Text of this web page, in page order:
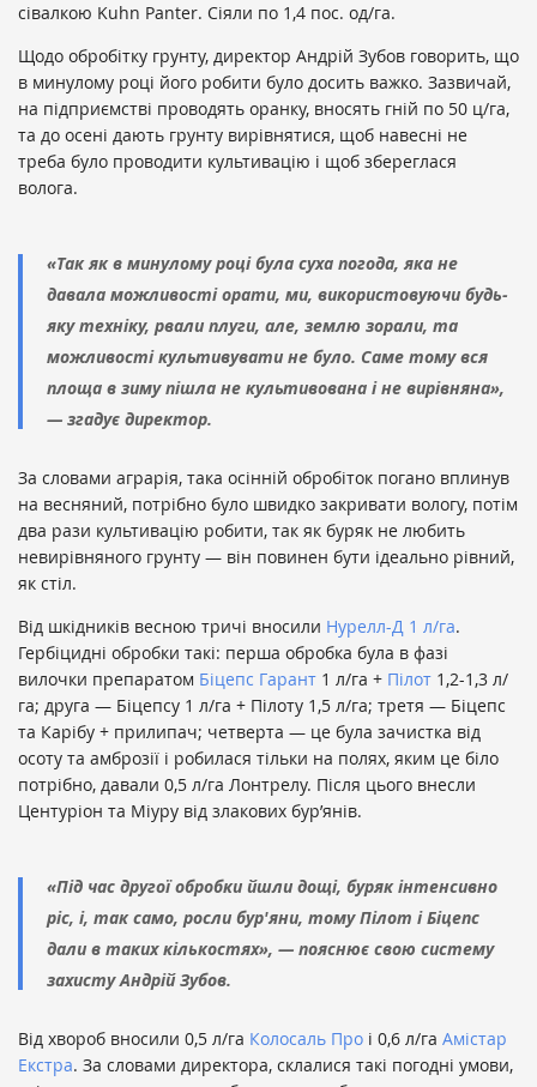
сівалкою Kuhn Panter. Сіяли по 1,4 пос. од/га.
Щодо обробітку грунту, директор Андрій Зубов говорить, що
в минулому році його робити було досить важко. Зазвичай,
на підприємстві проводять оранку, вносять гній по 50 ц/га,
та до осені дають грунту вирівнятися, щоб навесні не
треба було проводити культивацію і щоб збереглася
волога.
«Так як в минулому році була суха погода, яка не
давала можливості орати, ми, використовуючи будь-
яку техніку, рвали плуги, але, землю зорали, та
можливості культивувати не було. Саме тому вся
площа в зиму пішла не культивована і не вирівняна»,
— згадує директор.
За словами аграрія, така осінній обробіток погано вплинув
на весняний, потрібно було швидко закривати вологу, потім
два рази культивацію робити, так як буряк не любить
невирівняного грунту — він повинен бути ідеально рівний,
як стіл.
Від шкідників весною тричі вносили Нурелл-Д 1 л/га.
Гербіцидні обробки такі: перша обробка була в фазі
вилочки препаратом Біцепс Гарант 1 л/га + Пілот 1,2-1,3 л/
га; друга — Біцепсу 1 л/га + Пілоту 1,5 л/га; третя — Біцепс
та Карібу + прилипач; четверта — це була зачистка від
осоту та амброзії і робилася тільки на полях, яким це біло
потрібно, давали 0,5 л/га Лонтрелу. Після цього внесли
Центуріон та Міуру від злакових бур’янів.
«Під час другої обробки йшли дощі, буряк інтенсивно
ріс, і, так само, росли бур'яни, тому Пілот і Біцепс
дали в таких кількостях», — пояснює свою систему
захисту Андрій Зубов.
Від хвороб вносили 0,5 л/га Колосаль Про і 0,6 л/га Амістар
Екстра. За словами директора, склалися такі погодні умови,